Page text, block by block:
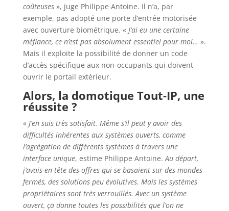
coûteuses», juge Philippe Antoine. Il n’a, par
exemple, pas adopté une porte d’entrée motorisée
avec ouverture biométrique. « J’ai eu une certaine
méfiance, ce n’est pas absolument essentiel pour moi… ».
Mais il exploite la possibilité de donner un code
d’accès spécifique aux non-occupants qui doivent
ouvrir le portail extérieur.
Alors, la domotique Tout-IP, une
réussite ?
« J’en suis très satisfait. Même s’il peut y avoir des
difficultés inhérentes aux systèmes ouverts, comme
l’agrégation de différents systèmes à travers une
interface unique, estime Philippe Antoine.Au départ,
j’avais en tête des offres qui se basaient sur des mondes
fermés, des solutions peu évolutives. Mais les systèmes
propriétaires sont très verrouillés. Avec un système
ouvert, ça donne toutes les possibilités que l’on ne